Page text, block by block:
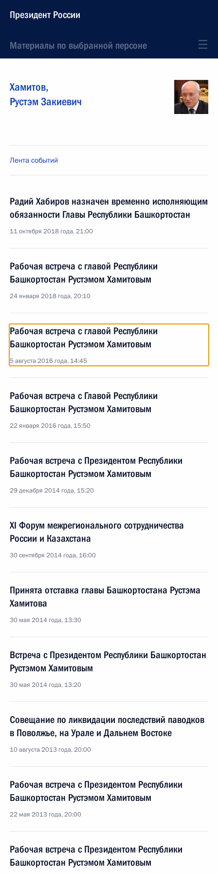
Президент России
Материалы по выбранной персоне
Хамитов,
Рустэм Закиевич
Лента событий
Радий Хабиров назначен временно исполняющим
обязанности Главы Республики Башкортостан
11 октября 2018 года, 21:00
Рабочая встреча с главой Республики
Башкортостан Рустэмом Хамитовым
24 января 2018 года, 20:10
Рабочая встреча с главой Республики
Башкортостан Рустэмом Хамитовым
5 августа 2016 года, 14:45
Рабочая встреча с Главой Республики
Башкортостан Рустэмом Хамитовым
22 января 2016 года, 15:50
Рабочая встреча с Президентом Республики
Башкортостан Рустэмом Хамитовым
29 декабря 2014 года, 15:20
XI Форум межрегионального сотрудничества
России и Казахстана
30 сентября 2014 года, 16:00
Принята отставка главы Башкортостана Рустэма
Хамитова
30 мая 2014 года, 13:30
Встреча с Президентом Республики Башкортостан
Рустэмом Хамитовым
30 мая 2014 года, 13:20
Совещание по ликвидации последствий паводков
в Поволжье, на Урале и Дальнем Востоке
10 августа 2013 года, 20:00
Рабочая встреча с Президентом Республики
Башкортостан Рустэмом Хамитовым
22 мая 2013 года, 20:00
Рабочая встреча с Президентом Республики
Башкортостан Рустэмом Хамитовым